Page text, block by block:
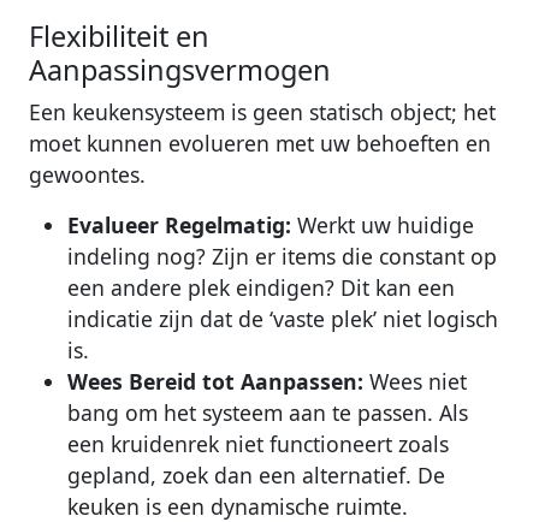
Flexibiliteit en
Aanpassingsvermogen
Een keukensysteem is geen statisch object; het
moet kunnen evolueren met uw behoeften en
gewoontes.
Evalueer Regelmatig: Werkt uw huidige
indeling nog? Zijn er items die constant op
een andere plek eindigen? Dit kan een
indicatie zijn dat de ‘vaste plek’ niet logisch
is.
Wees Bereid tot Aanpassen: Wees niet
bang om het systeem aan te passen. Als
een kruidenrek niet functioneert zoals
gepland, zoek dan een alternatief. De
keuken is een dynamische ruimte.